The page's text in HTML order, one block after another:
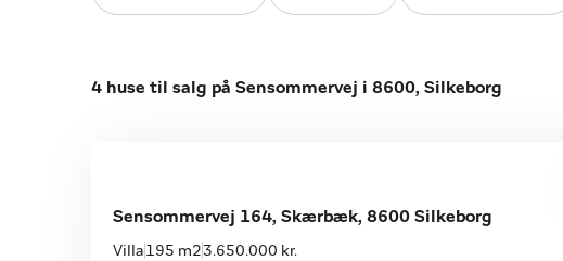
4 huse til salg på Sensommervej i 8600, Silkeborg
Sensommervej 164, Skærbæk, 8600 Silkeborg
Villa 195 m2 3.650.000 kr.